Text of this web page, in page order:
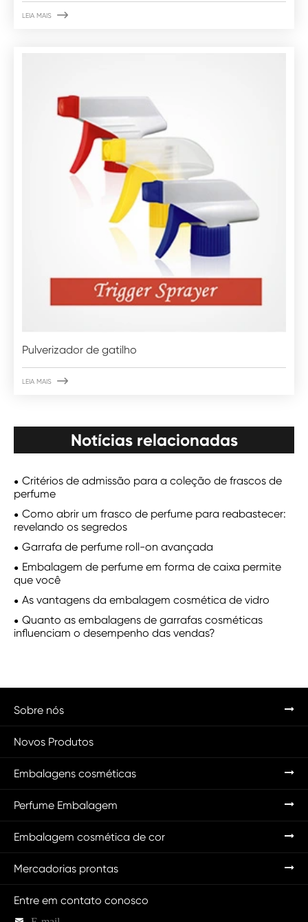
LEIA MAIS 
Pulverizador de gatilho
LEIA MAIS 
Notícias relacionadas
Critérios de admissão para a coleção de frascos de
perfume
Como abrir um frasco de perfume para reabastecer:
revelando os segredos
Garrafa de perfume roll-on avançada
Embalagem de perfume em forma de caixa permite
que você
As vantagens da embalagem cosmética de vidro
Quanto as embalagens de garrafas cosméticas
influenciam o desempenho das vendas?
Sobre nós
Novos Produtos
Embalagens cosméticas
Perfume Embalagem
Embalagem cosmética de cor
Mercadorias prontas
Entre em contato conosco